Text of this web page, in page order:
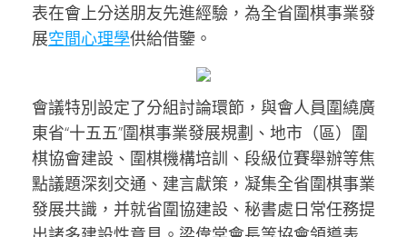
表在會上分送朋友先進經驗，為全省圍棋事業發
展空間心理學供給借鑒。
會議特別設定了分組討論環節，與會人員圍繞廣
東省“十五五”圍棋事業發展規劃、地市（區）圍
棋協會建設、圍棋機構培訓、段級位賽舉辦等焦
點議題深刻交通、建言獻策，凝集全省圍棋事業
發展共識，并就省圍協建設、秘書處日常任務提